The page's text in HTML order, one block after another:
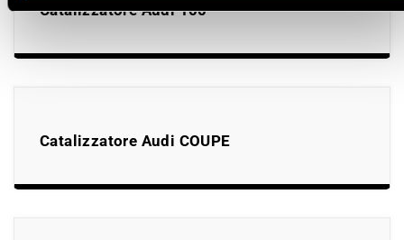
Catalizzatore Audi 100
Catalizzatore Audi COUPE